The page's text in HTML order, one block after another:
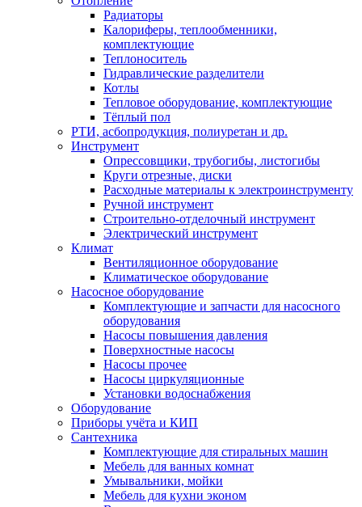
Радиаторы
Калориферы, теплообменники,
комплектующие
Теплоноситель
Гидравлические разделители
Котлы
Тепловое оборудование, комплектующие
Тёплый пол
РТИ, асбопродукция, полиуретан и др.
Инструмент
Опрессовщики, трубогибы, листогибы
Круги отрезные, диски
Расходные материалы к электроинструменту
Ручной инструмент
Строительно-отделочный инструмент
Электрический инструмент
Климат
Вентиляционное оборудование
Климатическое оборудование
Насосное оборудование
Комплектующие и запчасти для насосного
оборудования
Насосы повышения давления
Поверхностные насосы
Насосы прочее
Насосы циркуляционные
Установки водоснабжения
Оборудование
Приборы учёта и КИП
Сантехника
Комплектующие для стиральных машин
Мебель для ванных комнат
Умывальники, мойки
Мебель для кухни эконом